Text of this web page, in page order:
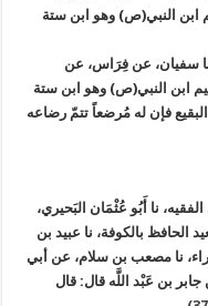
ابن النبي(ص) وهو ابن ستة
نا سفيان، عن فِرَاس، عن
ابن النبي(ص) وهو ابن ستة
فإن له مُرضعاً تتمّ رضاعه
نا أَبُو عُثْمَان البَحيري،
الحافظ بالكوفة، نا عبيد بن
نا مصعب بن سلام، عن أبي
بن عَبْد اللَّه قال: قال